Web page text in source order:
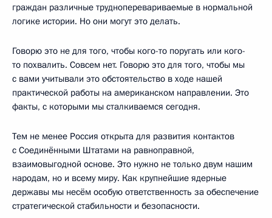
граждан различные трудноперевариваемые в нормальной
логике истории. Но они могут это делать.
Говорю это не для того, чтобы кого-то поругать или кого-
то похвалить. Совсем нет. Говорю это для того, чтобы мы
с вами учитывали это обстоятельство в ходе нашей
практической работы на американском направлении. Это
факты, с которыми мы сталкиваемся сегодня.
Тем не менее Россия открыта для развития контактов
с Соединёнными Штатами на равноправной,
взаимовыгодной основе. Это нужно не только двум нашим
народам, но и всему миру. Как крупнейшие ядерные
державы мы несём особую ответственность за обеспечение
стратегической стабильности и безопасности.